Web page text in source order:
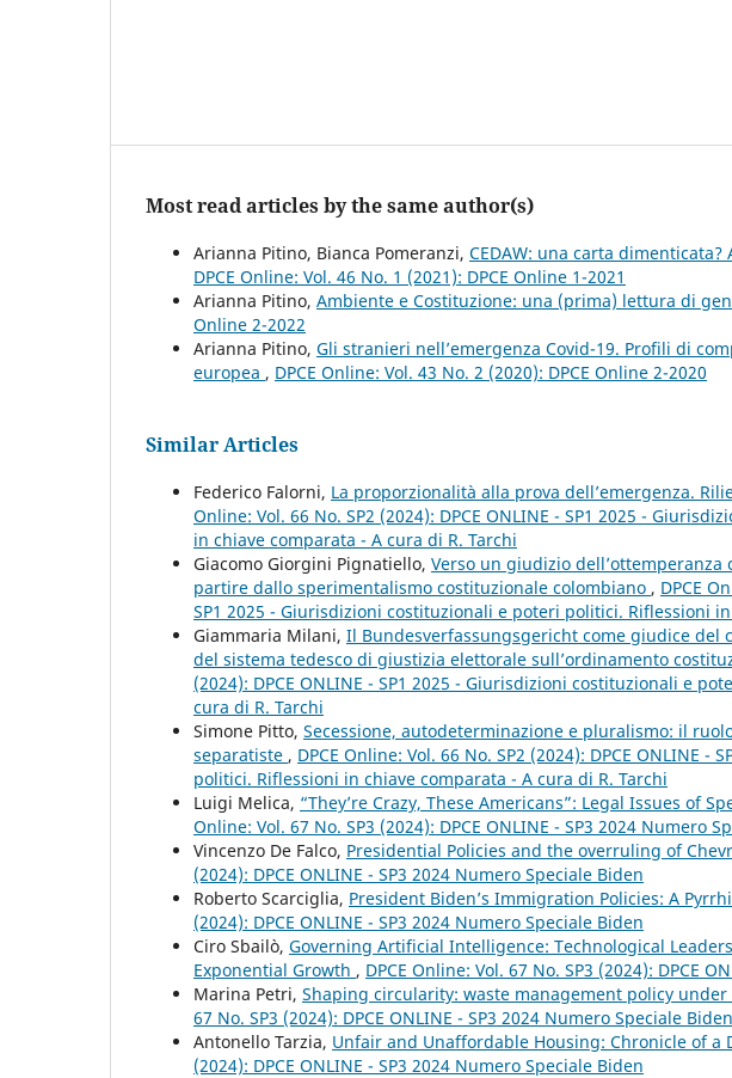
Most read articles by the same author(s)
Arianna Pitino, Bianca Pomeranzi, CEDAW: una carta
DPCE Online: Vol. 46 No. 1 (2021): DPCE Online 1-2021
Arianna Pitino, Ambiente e Costituzione: una (prima) lettura di
Online 2-2022
Arianna Pitino, Gli stranieri nell’emergenza Covid-19. Profili di
europea , DPCE Online: Vol. 43 No. 2 (2020): DPCE Online 2-2020
Similar Articles
Federico Falorni, La proporzionalità alla prova dell’emergenza.
Online: Vol. 66 No. SP2 (2024): DPCE ONLINE - SP1 2025 -
in chiave comparata - A cura di R. Tarchi
Giacomo Giorgini Pignatiello, Verso un giudizio
partire dallo sperimentalismo costituzionale colombiano , DPCE
SP1 2025 - Giurisdizioni costituzionali e poteri politici. Riflessioni
Giammaria Milani, Il Bundesverfassungsgericht come giudice del
del sistema tedesco di giustizia elettorale sull’ordinamento
(2024): DPCE ONLINE - SP1 2025 - Giurisdizioni costituzionali e
cura di R. Tarchi
Simone Pitto, Secessione, autodeterminazione e pluralismo: il
separatiste , DPCE Online: Vol. 66 No. SP2 (2024): DPCE ONLINE
politici. Riflessioni in chiave comparata - A cura di R. Tarchi
Luigi Melica, “They’re Crazy, These Americans”: Legal Issues of
Online: Vol. 67 No. SP3 (2024): DPCE ONLINE - SP3 2024 Numero
Vincenzo De Falco, Presidential Policies and the overruling of
(2024): DPCE ONLINE - SP3 2024 Numero Speciale Biden
Roberto Scarciglia, President Biden’s Immigration Policies: A
(2024): DPCE ONLINE - SP3 2024 Numero Speciale Biden
Ciro Sbailò, Governing Artificial Intelligence: Technological
Exponential Growth , DPCE Online: Vol. 67 No. SP3 (2024): DPCE
Marina Petri, Shaping circularity: waste management policy
67 No. SP3 (2024): DPCE ONLINE - SP3 2024 Numero Speciale Biden
Antonello Tarzia, Unfair and Unaffordable Housing: Chronicle of a
(2024): DPCE ONLINE - SP3 2024 Numero Speciale Biden